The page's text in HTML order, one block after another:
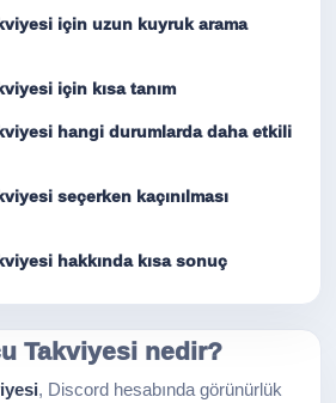
için uzun kuyruk arama
için kısa tanım
hangi durumlarda daha etkili
seçerken kaçınılması
hakkında kısa sonuç
Takviyesi nedir?
, Discord hesabında görünürlük